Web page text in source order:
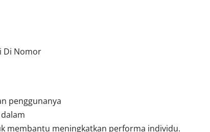
Di Nomor
penggunanya
membantu meningkatkan performa individu.